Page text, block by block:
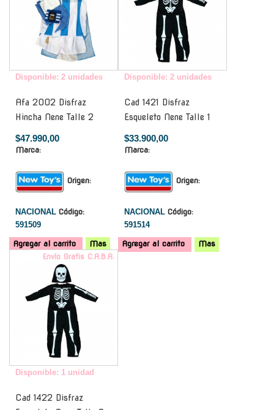
Disponible: 2 unidades
Afa 2002 Disfraz
Hincha Nene Talle 2
$47.990,00
Marca:
Origen:
NACIONAL Código:
591509
Agregar al carrito Mas
Disponible: 2 unidades
Cad 1421 Disfraz
Esqueleto Nene Talle 1
$33.900,00
Marca:
Origen:
NACIONAL Código:
591514
Agregar al carrito
Mas
Envío Gratis C.A.B.A.
Disponible: 1 unidad
Cad 1422 Disfraz